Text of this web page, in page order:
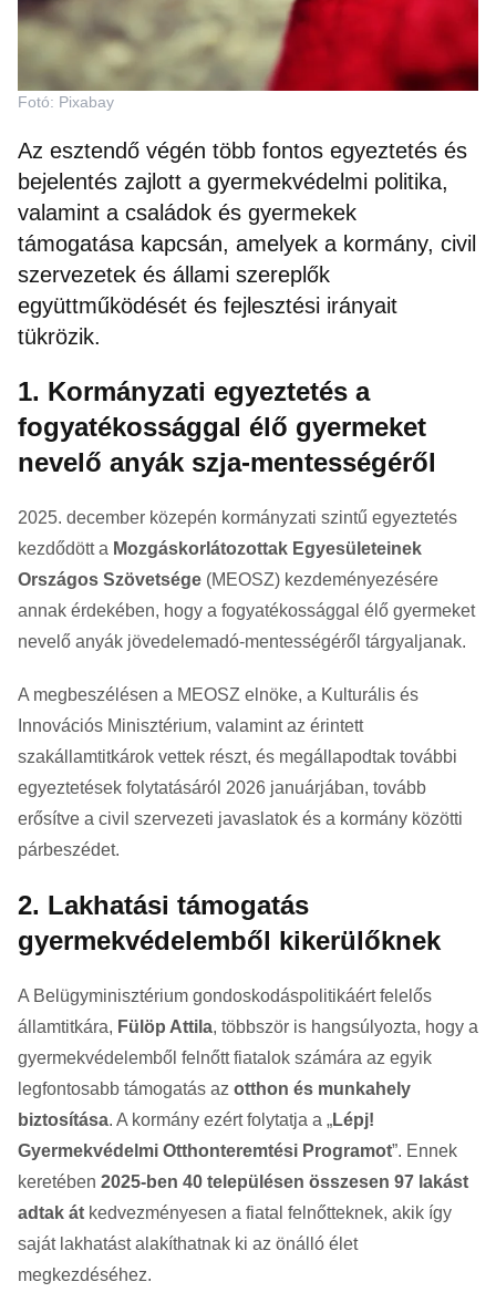
Fotó: Pixabay
Az esztendő végén több fontos egyeztetés és
bejelentés zajlott a gyermekvédelmi politika,
valamint a családok és gyermekek
támogatása kapcsán, amelyek a kormány, civil
szervezetek és állami szereplők
együttműködését és fejlesztési irányait
tükrözik.
1. Kormányzati egyeztetés a
fogyatékossággal élő gyermeket
nevelő anyák szja-mentességéről
2025. december közepén kormányzati szintű egyeztetés
kezdődött a Mozgáskorlátozottak Egyesületeinek
Országos Szövetsége (MEOSZ) kezdeményezésére
annak érdekében, hogy a fogyatékossággal élő gyermeket
nevelő anyák jövedelemadó-mentességéről tárgyaljanak.
A megbeszélésen a MEOSZ elnöke, a Kulturális és
Innovációs Minisztérium, valamint az érintett
szakállamtitkárok vettek részt, és megállapodtak további
egyeztetések folytatásáról 2026 januárjában, tovább
erősítve a civil szervezeti javaslatok és a kormány közötti
párbeszédet.
2. Lakhatási támogatás
gyermekvédelemből kikerülőknek
A Belügyminisztérium gondoskodáspolitikáért felelős
államtitkára, Fülöp Attila, többször is hangsúlyozta, hogy a
gyermekvédelemből felnőtt fiatalok számára az egyik
legfontosabb támogatás az otthon és munkahely
biztosítása. A kormány ezért folytatja a „Lépj!
Gyermekvédelmi Otthonteremtési Programot”. Ennek
keretében 2025-ben 40 településen összesen 97 lakást
adtak át kedvezményesen a fiatal felnőtteknek, akik így
saját lakhatást alakíthatnak ki az önálló élet
megkezdéséhez.